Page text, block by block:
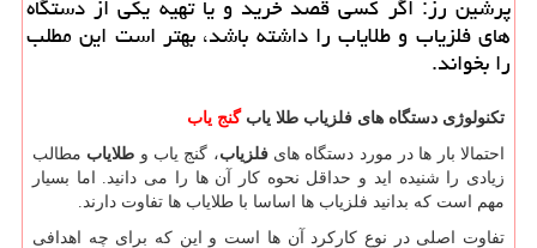
های فلزیاب و طلایاب را داشته باشد، بهتر است این مطلب
را بخواند.
تکنولوژی دستگاه‌ های فلزیاب طلا یابگنج‌ یاب
احتمالا بار ها در مورد دستگاه هایفلزیاب، گنج یاب و طلایاب مطالب
زیادی را شنیده اید و حداقل نحوه کار آن ها را می دانید. اما بسیار
مهم است که بدانید فلزیاب ها اساسا با طلایاب ها تفاوت دارند.
تفاوت اصلی در نوع کارکرد آن ها است و این که برای چه اهدافی